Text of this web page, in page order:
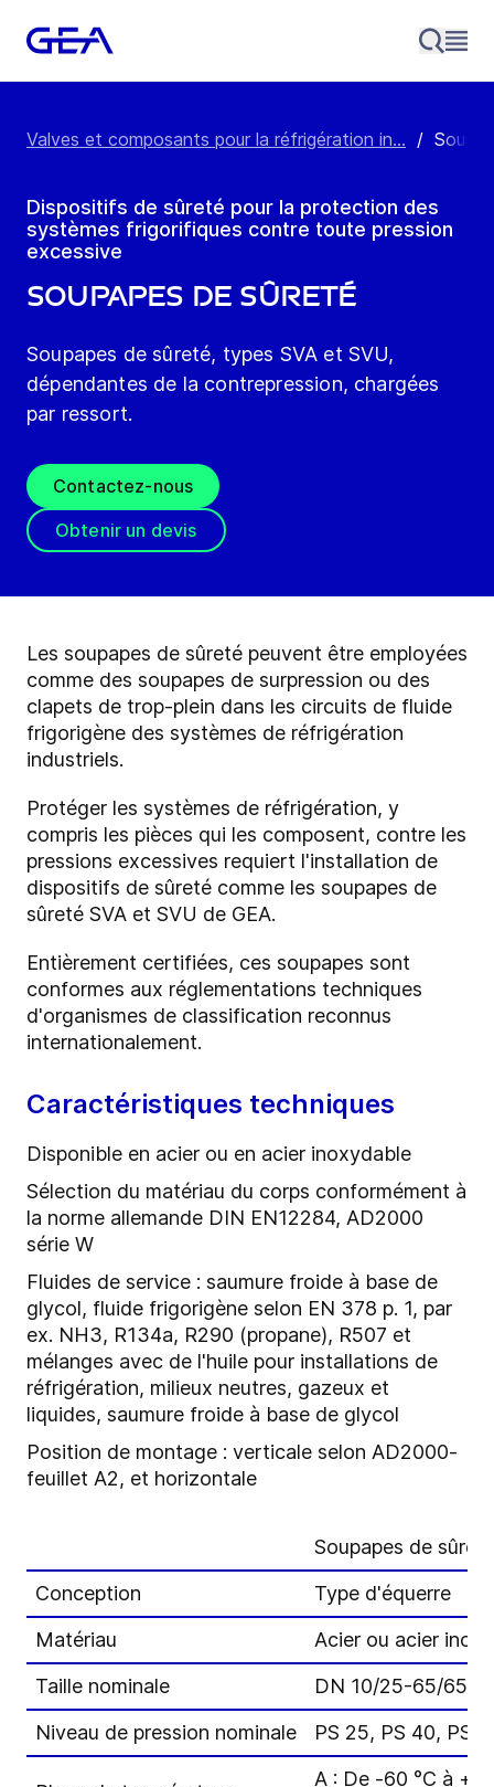
Valves et composants pour la réfrigération in... /
Dispositifs de sûreté pour la protection des
systèmes frigorifiques contre toute pression
excessive
Soupapes de sûreté
Soupapes de sûreté, types SVA et SVU,
dépendantes de la contrepression, chargées
par ressort.
Contactez-nous
Obtenir un devis
Les soupapes de sûreté peuvent être employées
comme des soupapes de surpression ou des
clapets de trop-plein dans les circuits de fluide
frigorigène des systèmes de réfrigération
industriels.
Protéger les systèmes de réfrigération, y
compris les pièces qui les composent, contre les
pressions excessives requiert l'installation de
dispositifs de sûreté comme les soupapes de
sûreté SVA et SVU de GEA.
Entièrement certifiées, ces soupapes sont
conformes aux réglementations techniques
d'organismes de classification reconnus
internationalement.
Caractéristiques techniques
Disponible en acier ou en acier inoxydable
Sélection du matériau du corps conformément à
la norme allemande DIN EN12284, AD2000
série W
Fluides de service : saumure froide à base de
glycol, fluide frigorigène selon EN 378 p. 1, par
ex. NH3, R134a, R290 (propane), R507 et
mélanges avec de l'huile pour installations de
réfrigération, milieux neutres, gazeux et
liquides, saumure froide à base de glycol
Position de montage : verticale selon AD2000-
feuillet A2, et horizontale
Soupapes de
Conception
Type d'équerre
Matériau
Acier ou acier
Taille nominale
DN 10/25-65/65
Niveau de pression nominale
PS 25, PS 40, PS
A : De -60 °C à